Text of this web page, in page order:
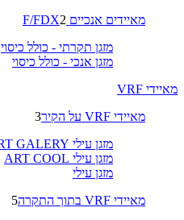
מאיידים אנכיים F/FDX 2
מזגן תקרתי - כולל כיסוי
מזגן אנכי - כולל כיסוי
מאיידי VRF
מאיידי VRF על הקיר
3
מזגן עילי ART GALERY
מזגן עילי ART COOL
מזגן עילי
מאיידי VRF בתוך התקרה
5